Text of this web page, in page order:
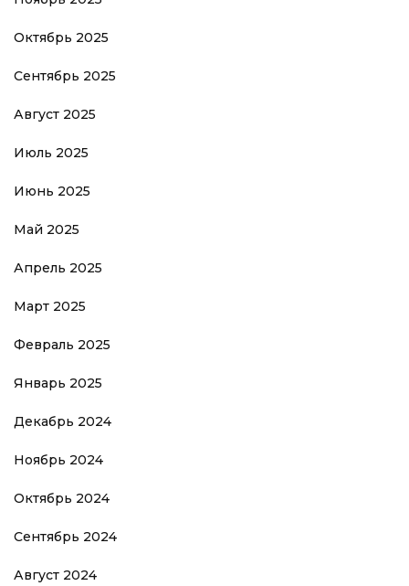
Октябрь 2025
Сентябрь 2025
Август 2025
Июль 2025
Июнь 2025
Май 2025
Апрель 2025
Март 2025
Февраль 2025
Январь 2025
Декабрь 2024
Ноябрь 2024
Октябрь 2024
Сентябрь 2024
Август 2024